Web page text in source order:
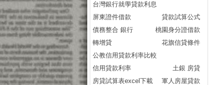
台灣銀行就學貸款利息
屏東證件借款
貸款試算公式
債務整合 銀行
桃園身分證借款
轉增貸
花旗信貸條件
公教信用貸款利率比較
信用貸款利率
土銀 房貸
房貸試算表excel下載
軍人房屋貸款